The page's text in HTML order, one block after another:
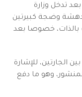
تدخل وزارة
دهشة وضجة كبيرتين
بالذات، خصوصا بعد
الجارتين، للإشارة
وهو ما دفع